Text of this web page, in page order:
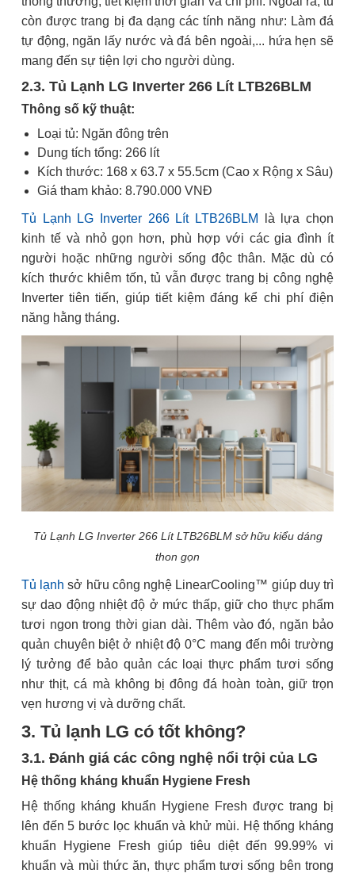
còn được trang bị đa dạng các tính năng như: Làm đá
tự động, ngăn lấy nước và đá bên ngoài,... hứa hẹn sẽ
mang đến sự tiện lợi cho người dùng.
2.3. Tủ Lạnh LG Inverter 266 Lít LTB26BLM
Thông số kỹ thuật:
Loại tủ: Ngăn đông trên
Dung tích tổng: 266 lít
Kích thước: 168 x 63.7 x 55.5cm (Cao x Rộng x Sâu)
Giá tham khảo: 8.790.000 VNĐ
Tủ Lạnh LG Inverter 266 Lít LTB26BLM
là lựa chọn
kinh tế và nhỏ gọn hơn, phù hợp với các gia đình ít
người hoặc những người sống độc thân. Mặc dù có
kích thước khiêm tốn, tủ vẫn được trang bị công nghệ
Inverter tiên tiến, giúp tiết kiệm đáng kể chi phí điện
năng hằng tháng.
Tủ Lạnh LG Inverter 266 Lít LTB26BLM sở hữu kiểu dáng
thon gọn
Tủ lạnh sở hữu công nghệ LinearCooling™ giúp duy trì
sự dao động nhiệt độ ở mức thấp, giữ cho thực phẩm
tươi ngon trong thời gian dài. Thêm vào đó, ngăn bảo
quản chuyên biệt ở nhiệt độ 0°C mang đến môi trường
lý tưởng để bảo quản các loại thực phẩm tươi sống
như thịt, cá mà không bị đông đá hoàn toàn, giữ trọn
vẹn hương vị và dưỡng chất.
3. Tủ lạnh LG có tốt không?
3.1. Đánh giá các công nghệ nổi trội của LG
Hệ thống kháng khuẩn Hygiene Fresh
Hệ thống kháng khuẩn Hygiene Fresh được trang bị
lên đến 5 bước lọc khuẩn và khử mùi. Hệ thống kháng
khuẩn Hygiene Fresh giúp tiêu diệt đến 99.99% vi
khuẩn và mùi thức ăn, thực phẩm tươi sống bên trong